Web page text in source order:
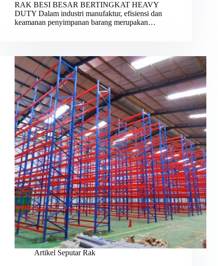
RAK BESI BESAR BERTINGKAT HEAVY
DUTY Dalam industri manufaktur, efisiensi dan
keamanan penyimpanan barang merupakan…
Artikel Seputar Rak